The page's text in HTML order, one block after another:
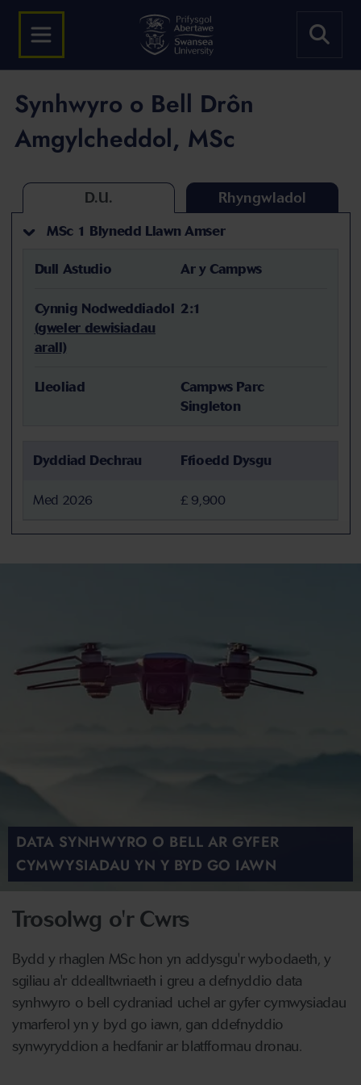
Synhwyro o Bell Drôn
Amgylcheddol, MSc
D.U. Rhyngwladol
MSc 1 Blynedd Llawn Amser
Dull Astudio Ar y Campws
Cynnig Nodweddiadol
(gweler dewisiadau
arall)
2:1
Lleoliad
Campws Parc
Singleton
Dyddiad Dechrau Ffioedd Dysgu
Med 2026 £ 9,900
DATA SYNHWYRO O BELL AR GYFER
CYMWYSIADAU YN Y BYD GO IAWN
Trosolwg o'r Cwrs
Bydd y rhaglen MSc hon yn addysgu'r wybodaeth, y
sgiliau a'r ddealltwriaeth i greu a defnyddio data
synhwyro o bell cydraniad uchel ar gyfer cymwysiadau
ymarferol yn y byd go iawn, gan ddefnyddio
synwyryddion a hedfanir ar blatfformau dronau.